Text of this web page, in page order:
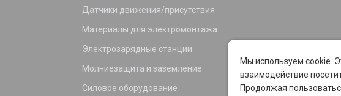
Датчики движения/присутствия
Материалы для электромонтажа
Электрозарядные станции
Молниезащита и заземление
Силовое оборудование
Мы используем cookie.
взаимодействие
Продолжая